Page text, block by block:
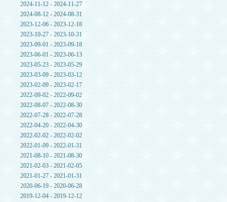
2024-11-12 - 2024-11-27
2024-08-12 - 2024-08-31
2023-12-06 - 2023-12-18
2023-10-27 - 2023-10-31
2023-09-01 - 2023-09-18
2023-06-01 - 2023-06-13
2023-05-23 - 2023-05-29
2023-03-09 - 2023-03-12
2023-02-09 - 2023-02-17
2022-09-02 - 2022-09-02
2022-08-07 - 2022-08-30
2022-07-28 - 2022-07-28
2022-04-20 - 2022-04-30
2022-02-02 - 2022-02-02
2022-01-09 - 2022-01-31
2021-08-10 - 2021-08-30
2021-02-03 - 2021-02-05
2021-01-27 - 2021-01-31
2020-06-19 - 2020-06-28
2019-12-04 - 2019-12-12